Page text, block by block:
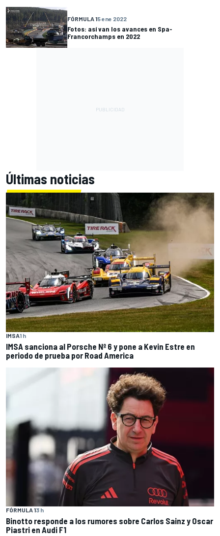
FÓRMULA 15 ene 2022
Fotos: así van los avances en Spa-
Francorchamps en 2022
Últimas noticias
IMSA1 h
IMSA sanciona al Porsche Nº 6 y pone a Kevin Estre en
periodo de prueba por Road America
FÓRMULA 13 h
Binotto responde a los rumores sobre Carlos Sainz y Oscar
Piastri en Audi F1